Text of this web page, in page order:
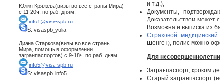
Юлия Кряжева(визы во все страны Мира)
с 11-20ч. по раб. дням.
info1@visa-spb.ru
S: visaspb_yulia
Диана Старкова(визы во все страны
Мира, помощь в оформлении
загранпаспортов) с 9-18ч. по раб. дням.
info5@visa-spb.ru
S: visaspb_info5
и т.д.),
Документы,
Доказательством может
Возможна и выписка из
Страховой медицинский
Шенген), полис можно
Для
Загранпаспорт, сроком
Старый загранпаспорт